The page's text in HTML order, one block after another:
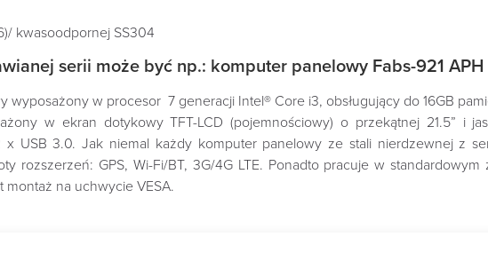
kwasoodpornej SS304‎‎
serii może być np.: komputer panelowy Fabs-921 APH
w procesor 7 generacji Intel® Core i3, obsługujący do 16GB
w ekran dotykowy TFT-LCD (pojemnościowy) o przekątnej 21.5” i
x USB 3.0. Jak niemal każdy komputer panelowy ze stali nierdzewnej z
rozszerzeń: GPS, Wi-Fi/BT, 3G/4G LTE. Ponadto pracuje w
montaż na uchwycie VESA.